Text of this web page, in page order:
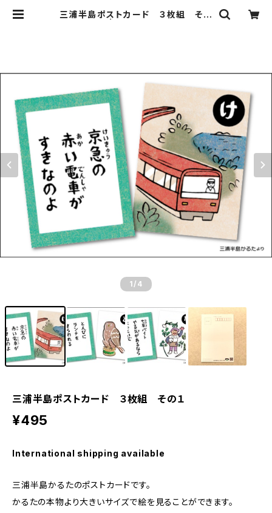
三浦半島ポストカード ３枚組 その
1 /4
三浦半島ポストカード ３枚組 その１
¥495
International shipping available
三浦半島かるたのポストカードです。
かるたの本物より大きいサイズで絵を見ることができます。